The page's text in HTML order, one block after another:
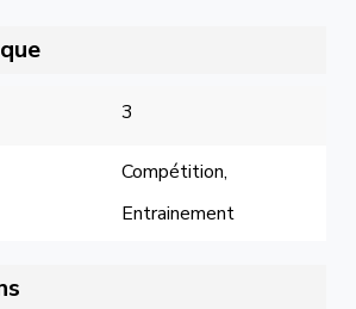
3
Compétition,
Entrainement